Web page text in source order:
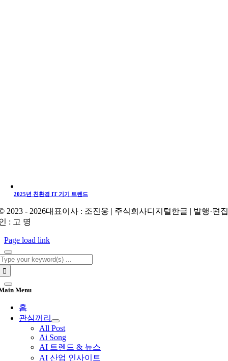
2025년 친환경 IT 기기 트렌드
2023 - 2026대표이사 : 조진웅 | 주식회사디지털한글 | 발행·편
: 고 명
Page load link
Menu
홈
관심꺼리
All Post
Ai Song
AI 트렌드 & 뉴스
AI 산업 인사이트